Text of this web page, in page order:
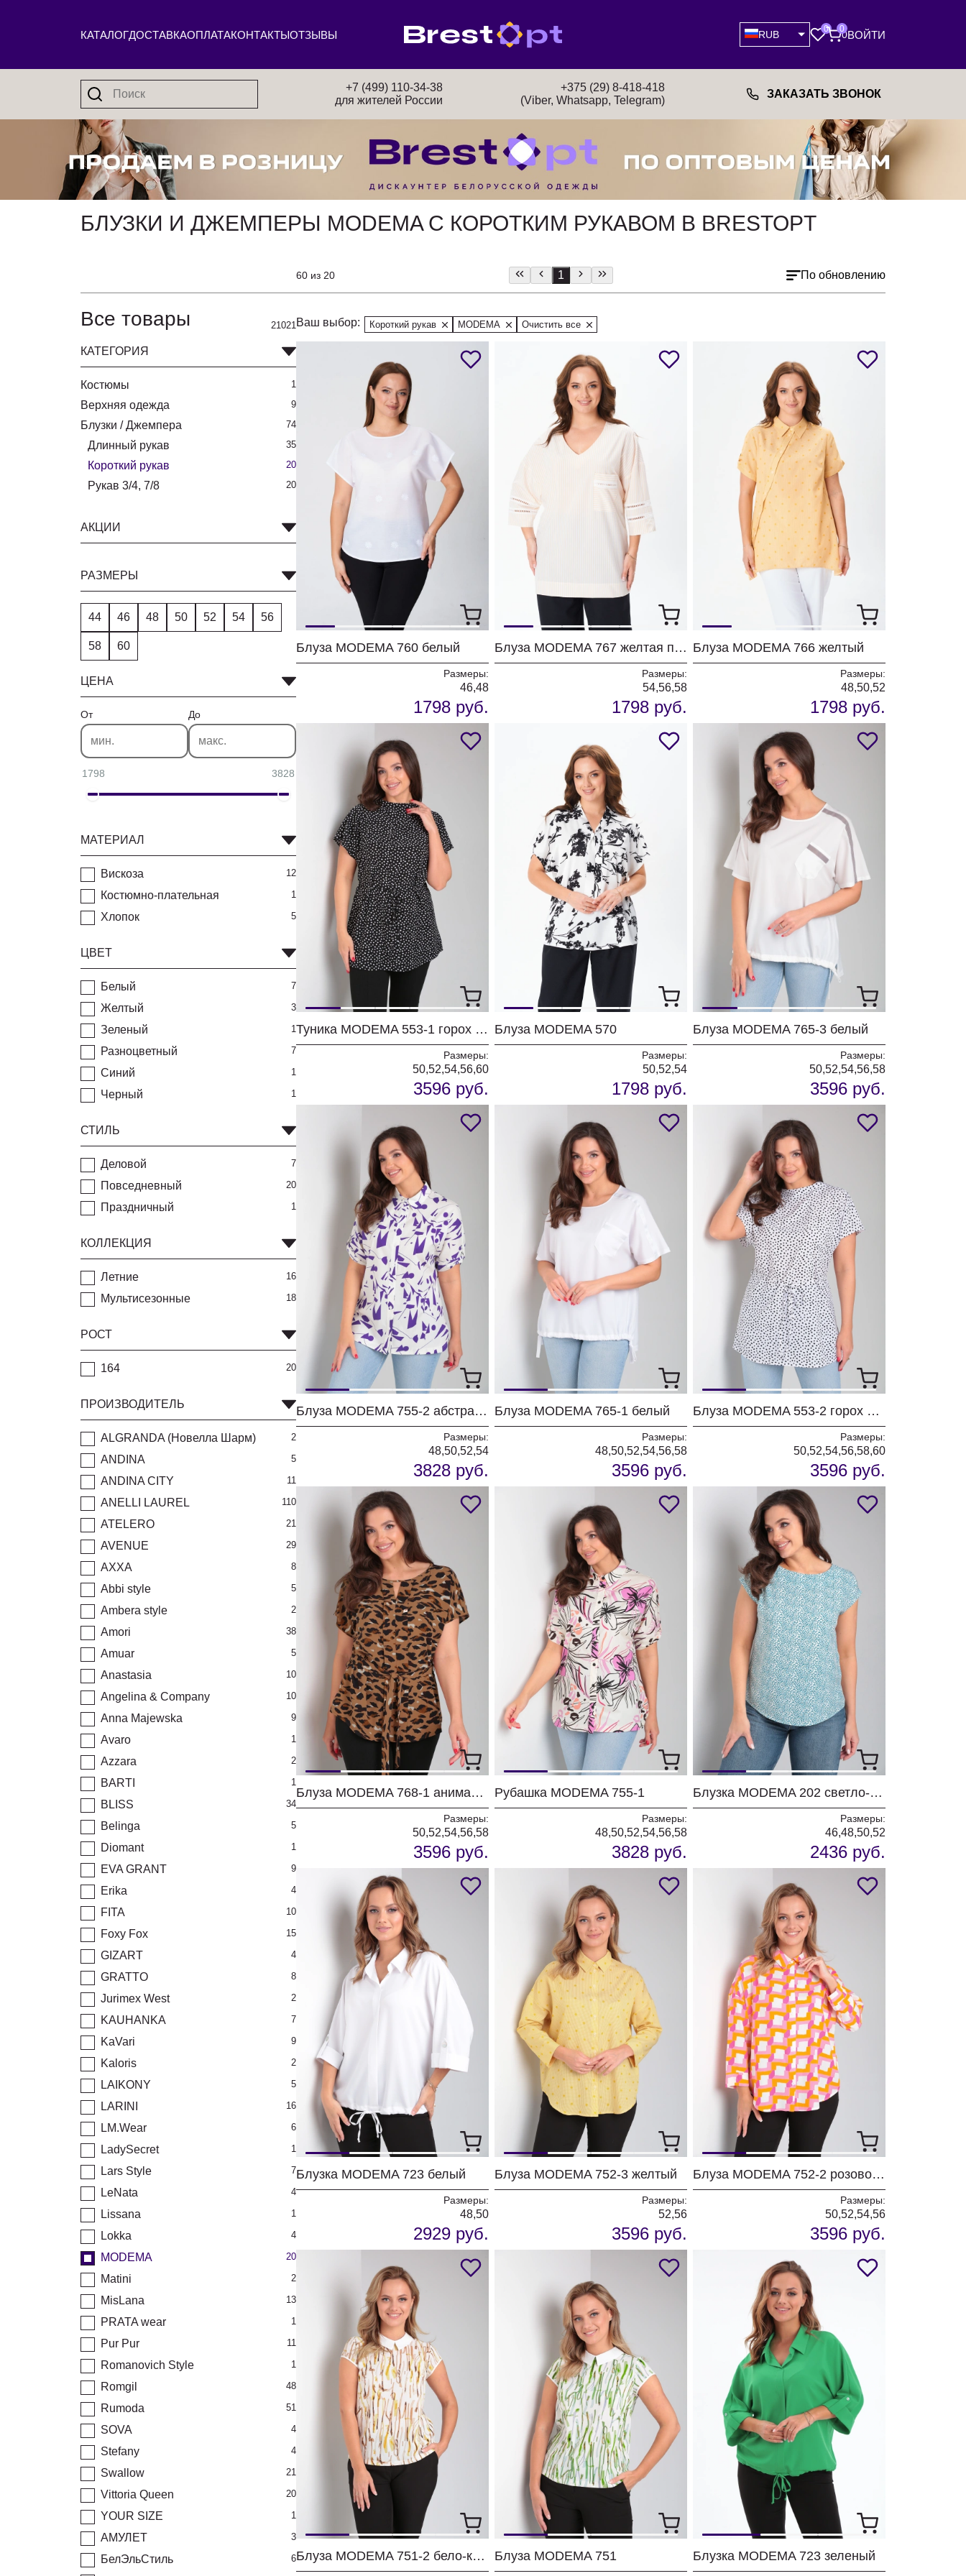
КАТАЛОГДОСТАВКАОПЛАТАКОНТАКТЫОТЗЫВЫ RUB
0 0
0ВОЙТИ
+7 (499) 110-34-38
для жителей России
+375 (29) 8-418-418
(Viber, Whatsapp, Telegram)
ЗАКАЗАТЬ ЗВОНОК
БЛУЗКИ И ДЖЕМПЕРЫ MODEMA С КОРОТКИМ РУКАВОМ В BRESTOPT
60 из 20 По обновлению
1
Все товары 21021
КАТЕГОРИЯ
Костюмы 1
Верхняя одежда 9
Блузки / Джемпера 74
Длинный рукав 35
Короткий рукав 20
Рукав 3/4, 7/8 20
АКЦИИ
РАЗМЕРЫ
44 46 48 50 52 54 56
58 60
ЦЕНА
От До
1798 3828
МАТЕРИАЛ
Вискоза 12
Костюмно-плательная 1
Хлопок 5
ЦВЕТ
Белый 7
Желтый 3
Зеленый 1
Разноцветный 7
Синий 1
Черный 1
СТИЛЬ
Деловой 7
Повседневный 20
Праздничный 1
КОЛЛЕКЦИЯ
Летние 16
Мультисезонные 18
РОСТ
164 20
ПРОИЗВОДИТЕЛЬ
ALGRANDA (Новелла Шарм) 2
ANDINA 5
ANDINA CITY 11
ANELLI LAUREL 110
ATELERO 21
AVENUE 29
AXXA 8
Abbi style 5
Ambera style 2
Amori 38
Amuar 5
Anastasia 10
Angelina & Company 10
Anna Majewska 9
Avaro 1
Azzara 2
BARTI 1
BLISS 34
Belinga 5
Diomant 1
EVA GRANT 9
Erika 4
FITA 10
Foxy Fox 15
GIZART 4
GRATTO 8
Jurimex West 2
KAUHANKA 7
KaVari 9
Kaloris 2
LAIKONY 5
LARINI 16
LM.Wear 6
LadySecret 1
Lars Style 7
LeNata 4
Lissana 1
Lokka 4
MODEMA 20
Matini 2
MisLana 13
PRATA wear 1
Pur Pur 11
Romanovich Style 1
Romgil 48
Rumoda 51
SOVA 4
Stefany 4
Swallow 21
Vittoria Queen 20
YOUR SIZE 1
АМУЛЕТ 3
БелЭльСтиль 6
Ваш выбор: Короткий рукав MODEMA Очистить все
Блуза MODEMA 760 белый
Размеры:
46,48
1798 руб.
Блуза MODEMA 767 желтая полоска
Размеры:
54,56,58
1798 руб.
Блуза MODEMA 766 желтый
Размеры:
48,50,52
1798 руб.
Туника MODEMA 553-1 горох на черном
Размеры:
50,52,54,56,60
3596 руб.
Блуза MODEMA 570
Размеры:
50,52,54
1798 руб.
Блуза MODEMA 765-3 белый
Размеры:
50,52,54,56,58
3596 руб.
Блуза MODEMA 755-2 абстракция
Размеры:
48,50,52,54
3828 руб.
Блуза MODEMA 765-1 белый
Размеры:
48,50,52,54,56,58
3596 руб.
Блуза MODEMA 553-2 горох на белом
Размеры:
50,52,54,56,58,60
3596 руб.
Блуза MODEMA 768-1 анималистический принт
Размеры:
50,52,54,56,58
3596 руб.
Рубашка MODEMA 755-1
Размеры:
48,50,52,54,56,58
3828 руб.
Блузка MODEMA 202 светло-бирюзовый
Размеры:
46,48,50,52
2436 руб.
Блузка MODEMA 723 белый
Размеры:
48,50
2929 руб.
Блуза MODEMA 752-3 желтый
Размеры:
52,56
3596 руб.
Блуза MODEMA 752-2 розово-желтый
Размеры:
50,52,54,56
3596 руб.
Блуза MODEMA 751-2 бело-коричневый Блуза MODEMA 751 Блузка MODEMA 723 зеленый